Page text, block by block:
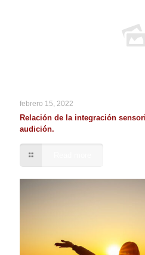
febrero 15, 2022
Relación de la integración
audición.